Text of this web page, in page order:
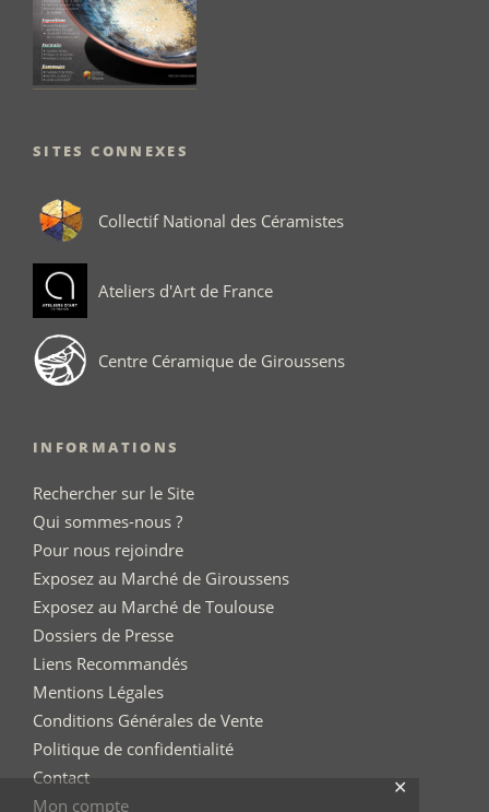
✕
SITES CONNEXES
Collectif National des Céramistes
Ateliers d'Art de France
Centre Céramique de Giroussens
INFORMATIONS
Rechercher sur le Site
Qui sommes-nous ?
Pour nous rejoindre
Exposez au Marché de Giroussens
Exposez au Marché de Toulouse
Dossiers de Presse
Liens Recommandés
Mentions Légales
Conditions Générales de Vente
Politique de confidentialité
Contact
Mon compte